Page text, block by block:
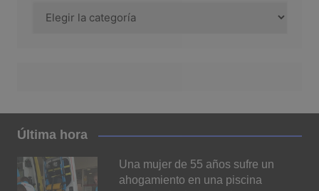
Última hora
Una mujer de 55 años sufre un
ahogamiento en una piscina